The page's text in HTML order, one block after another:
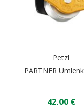
Petzl
PARTNER
42,00 €